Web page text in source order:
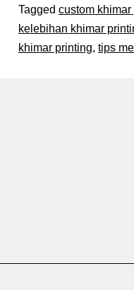
Tagged custom khimar
kelebihan khimar
khimar printing, tips